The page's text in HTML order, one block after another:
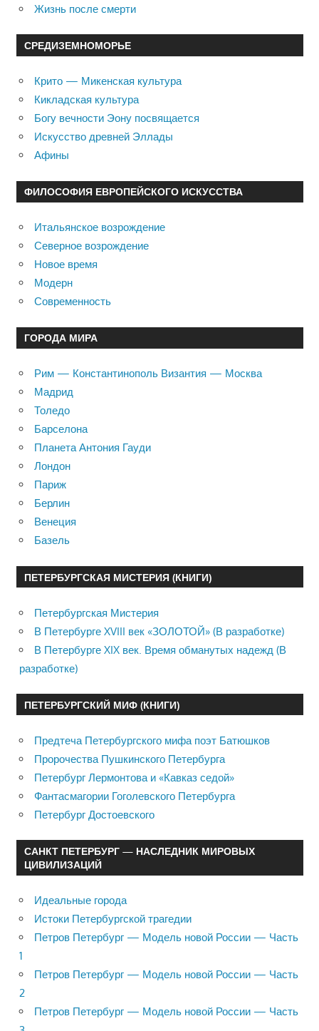
Жизнь после смерти
СРЕДИЗЕМНОМОРЬЕ
Крито — Микенская культура
Кикладская культура
Богу вечности Эону посвящается
Искусство древней Эллады
Афины
ФИЛОСОФИЯ ЕВРОПЕЙСКОГО ИСКУССТВА
Итальянское возрождение
Северное возрождение
Новое время
Модерн
Современность
ГОРОДА МИРА
Рим — Константинополь Византия — Москва
Мадрид
Толедо
Барселона
Планета Антония Гауди
Лондон
Париж
Берлин
Венеция
Базель
ПЕТЕРБУРГСКАЯ МИСТЕРИЯ (КНИГИ)
Петербургская Мистерия
В Петербурге XVIII век «ЗОЛОТОЙ» (В разработке)
В Петербурге XIX век. Время обманутых надежд (В
разработке)
ПЕТЕРБУРГСКИЙ МИФ (КНИГИ)
Предтеча Петербургского мифа поэт Батюшков
Пророчества Пушкинского Петербурга
Петербург Лермонтова и «Кавказ седой»
Фантасмагории Гоголевского Петербурга
Петербург Достоевского
САНКТ ПЕТЕРБУРГ — НАСЛЕДНИК МИРОВЫХ
ЦИВИЛИЗАЦИЙ
Идеальные города
Истоки Петербургской трагедии
Петров Петербург — Модель новой России — Часть
1
Петров Петербург — Модель новой России — Часть
2
Петров Петербург — Модель новой России — Часть